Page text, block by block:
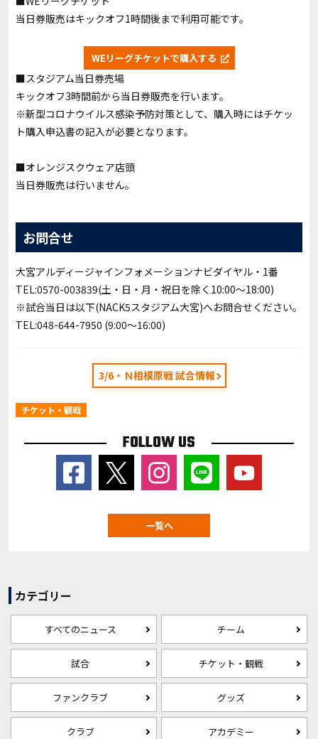
当日券販売はキックオフ1時間後まで利用可能です。
WEリーグチケットで購入する
■スタジアム当日券売場
キックオフ3時間前から当日券販売を行います。
※新型コロナウイルス感染予防対策として、購入時にはチケッ
ト購入申込書の記入が必要となります。
■オレンジスクウェア店頭
当日券販売は行いません。
お問合せ
大宮アルディージャインフォメーションナビダイヤル・1番
TEL:0570-003839(土・日・月・祝日を除く10:00～18:00)
※試合当日は以下(NACK5スタジアム大宮)へお問合せください。
TEL:048-644-7950 (9:00～16:00)
3/6・Ｎ相模原戦 試合情報
チケット・観戦
FOLLOW US
一覧へ
カテゴリー
すべてのニュース チーム
試合 チケット・観戦
ファンクラブ グッズ
クラブ アカデミー